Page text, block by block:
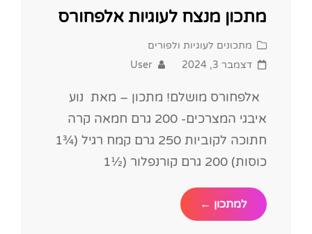
מתכון מנצח לעוגיות אלפחורס
Cat
מתכונים לעוגיות ולפורים
Posted
דצמבר 3, 2024 User
אלפחורס מושלם! מתכון – מאת נוע
איבגי המצרכים- 200 גרם חמאה קרה
חתוכה לקוביות 250 גרם קמח רגיל (¾1
כוסות) 200 גרם קורנפלור (½1
למתכון ← מתכון
מנצח